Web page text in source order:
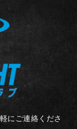
Ａ
案内
問い合わせ
らせ
BLOG
イトマップ
にご連絡くださ